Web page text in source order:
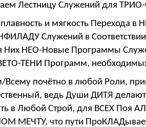
Лестницу Служений для
и мягкость Перехода
Служений в
Них НЕО-Новые Программы
ТЕНИ Программ,
Всему почётно в любой Роли,
ведь Души ДИТЯ
в Любой Строй, для ВСЕХ Поя
МЕЧТУ, что пути